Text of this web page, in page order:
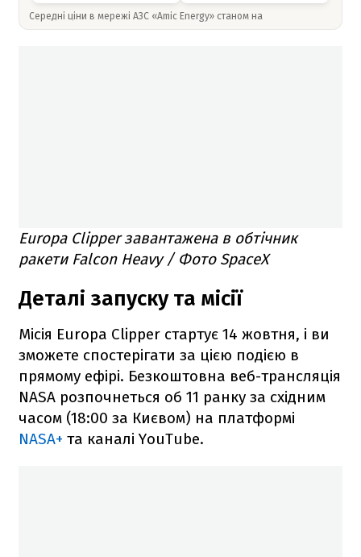
Середні ціни в мережі АЗС «Amic Energy» станом на
Europa Clipper завантажена в обтічник
ракети Falcon Heavy / Фото SpaceX
Деталі запуску та місії
Місія Europa Clipper стартує 14 жовтня, і ви
зможете спостерігати за цією подією в
прямому ефірі. Безкоштовна веб-трансляція
NASA розпочнеться об 11 ранку за східним
часом (18:00 за Києвом) на платформі
NASA+ та каналі YouTube.